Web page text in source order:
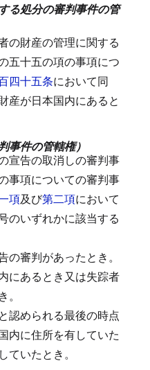
る処分の審判事件の管
の財産の管理に関する
五十五の項の事項につ
四十五条において同
産が日本国内にあると
事件の管轄権）
宣告の取消しの審判事
事項についての審判事
項及び第二項において
のいずれかに該当する
の審判があったとき。
にあるとき又は失踪者
認められる最後の時点
内に住所を有していた
ていたとき。